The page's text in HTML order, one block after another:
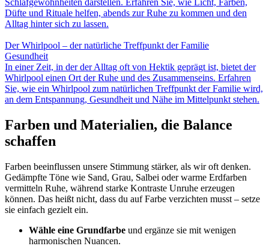
Düfte und Rituale helfen, abends zur Ruhe zu kommen und den
Alltag hinter sich zu lassen.
Der Whirlpool – der natürliche Treffpunkt der Familie
Gesundheit
In einer Zeit, in der der Alltag oft von Hektik geprägt ist, bietet der
Whirlpool einen Ort der Ruhe und des Zusammenseins. Erfahren
Sie, wie ein Whirlpool zum natürlichen Treffpunkt der Familie wird,
an dem Entspannung, Gesundheit und Nähe im Mittelpunkt stehen.
Farben und Materialien, die Balance
schaffen
Farben beeinflussen unsere Stimmung stärker, als wir oft denken.
Gedämpfte Töne wie Sand, Grau, Salbei oder warme Erdfarben
vermitteln Ruhe, während starke Kontraste Unruhe erzeugen
können. Das heißt nicht, dass du auf Farbe verzichten musst – setze
sie einfach gezielt ein.
Wähle eine Grundfarbe und ergänze sie mit wenigen
harmonischen Nuancen.